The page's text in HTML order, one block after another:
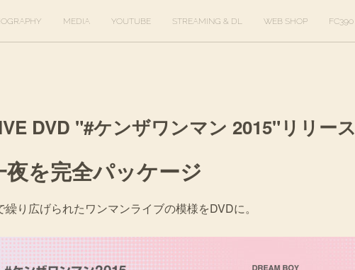
MEDIA YOUTUBE STREAMING & DL WEB SHOP FC390
DVD "#ケンザワンマン 2015"リリース
を完全パッケージ
り広げられたワンマンライブの模様をDVDに。